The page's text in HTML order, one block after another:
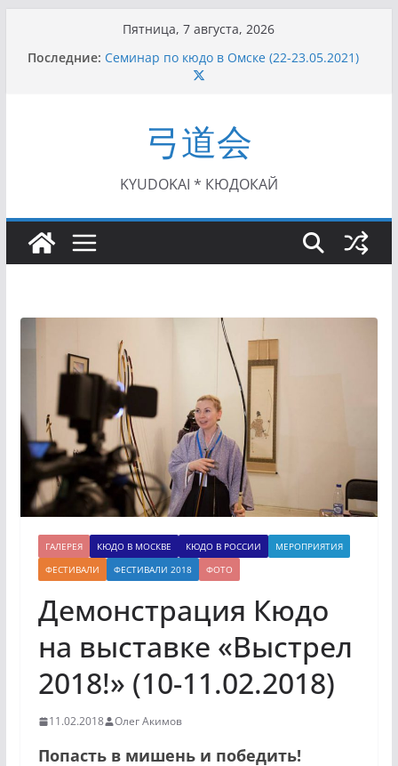
содержимому
Пятница, 7 августа, 2026
Последние: Семинар по кюдо в Омске (22-23.05.2021)
Чемпионат Росcии, Дёмино (2-5.09.2021)
II Кубок Посла Японии в России по Кюдо,
Орёл (25.07.2021)
I этап Кубка Московской области по Кюдо /
Сейдокан II (27.06.2021)
弓道会
KYUDOKAI * КЮДОКАЙ
ГАЛЕРЕЯ КЮДО В МОСКВЕ КЮДО В РОССИИ
МЕРОПРИЯТИЯ
ФЕСТИВАЛИ
ФЕСТИВАЛИ 2018 ФОТО
Демонстрация Кюдо
на выставке «Выстрел
2018!» (10-11.02.2018)
11.02.2018 Олег Акимов
Попасть в мишень и победить!